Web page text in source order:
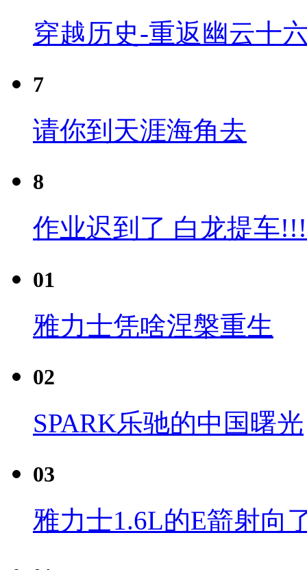
穿越历史-重返幽云十
7
请你到天涯海角去
8
作业迟到了 白龙提车
01
雅力士凭啥涅槃重生
02
SPARK乐驰的中国曙光
03
雅力士1.6L的E箭射向